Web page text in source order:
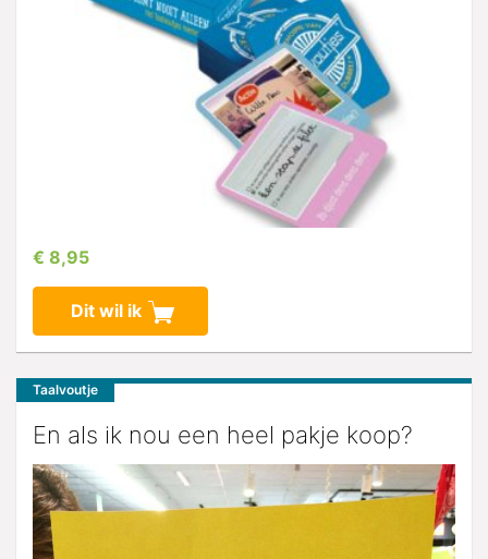
€ 8,95
Dit wil ik
Taalvoutje
En als ik nou een heel pakje koop?